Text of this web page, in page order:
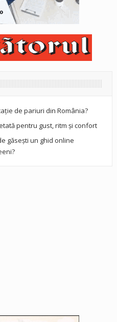
de pariuri din România?
pentru gust, ritm și confort
găsești un ghid online